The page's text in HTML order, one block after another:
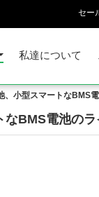
セー
私達について
小型スマートなBMS
BMS電池のラ